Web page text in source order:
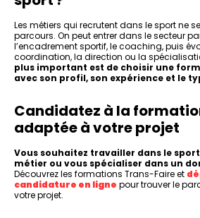
Les métiers qui recrutent dans le sport ne
parcours. On peut entrer dans le secteur
l’encadrement sportif, le coaching, puis
coordination, la direction ou la
plus important est de choisir une
avec son profil, son expérience et le
Candidatez à la
adaptée à votre projet
Vous souhaitez travailler dans le
métier ou vous spécialiser dans un
Découvrez les formations Trans-Faire et
candidature en ligne pour trouver le
votre projet.